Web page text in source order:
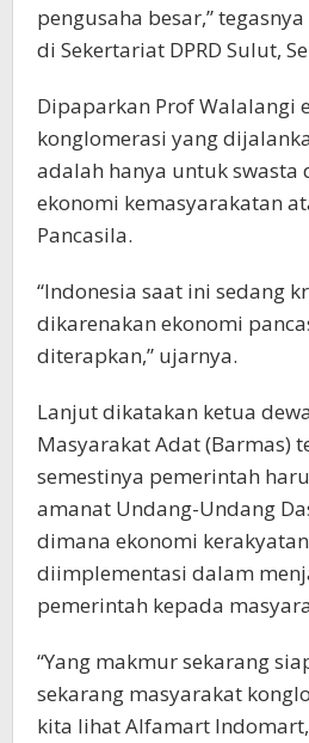
pengusaha besar,”
di Sekertariat DPRD Sulut,
Dipaparkan Prof Walalangi
konglomerasi yang
adalah hanya untuk swasta
ekonomi kemasyarakatan
Pancasila.
“Indonesia saat ini sedang
dikarenakan ekonomi
diterapkan,” ujarnya.
Lanjut dikatakan ketua
Masyarakat Adat (Barmas)
semestinya pemerintah
amanat Undang-Undang
dimana ekonomi
diimplementasi dalam
pemerintah kepada
“Yang makmur sekarang
sekarang masyarakat
kita lihat Alfamart